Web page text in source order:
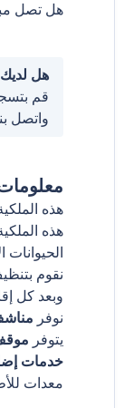
هل تصل
هل
قم
واتصل
هذه
هذه
الحيوانات
نقوم
وبعد كل
نوفر
يتوفر
خدمات
معدات